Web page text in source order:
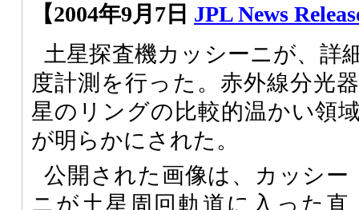
【2004年9月7日 JPL News
土星探査機カッシーニが、詳
度計測を行った。赤外線分光
星のリングの比較的温かい領
が明らかにされた。
公開された画像は、カッシー
ニが土星周回軌道に入った直